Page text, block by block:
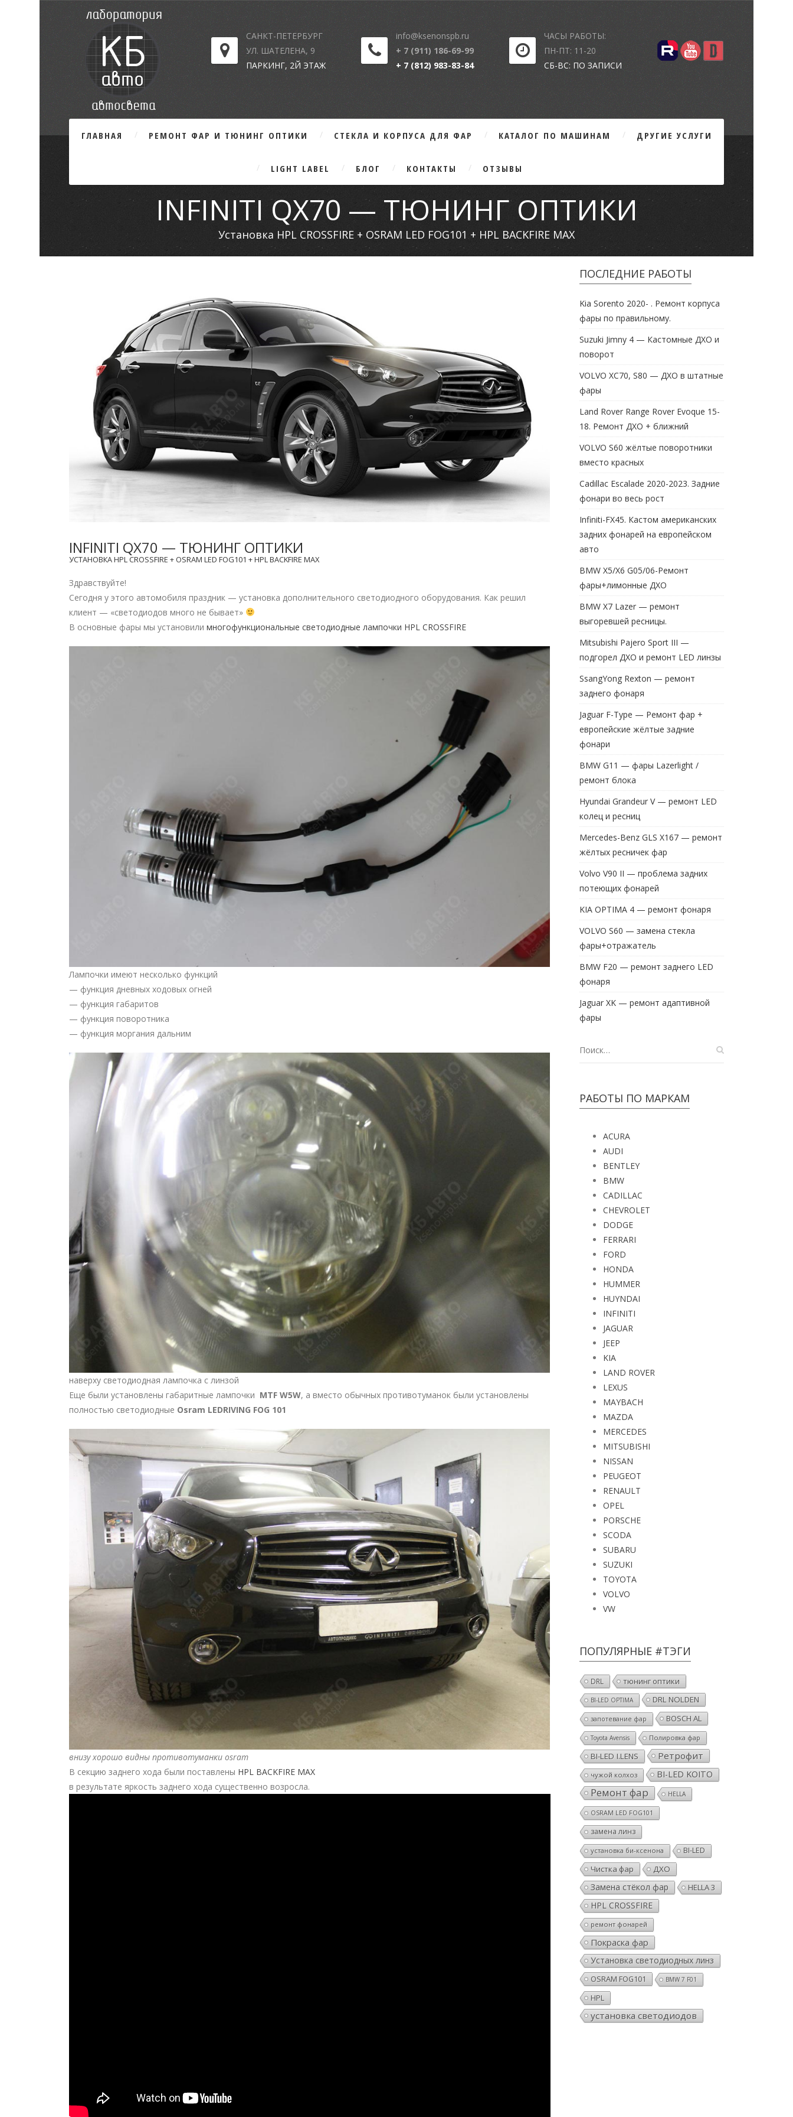
САНКТ-ПЕТЕРБУРГ
УЛ. ШАТЕЛЕНА, 9
ПАРКИНГ, 2Й ЭТАЖ
info@ksenonspb.ru
+ 7 (911) 186-69-99
+ 7 (812) 983-83-84
ЧАСЫ РАБОТЫ:
ПН-ПТ: 11-20
СБ-ВС: ПО ЗАПИСИ
ГЛАВНАЯ РЕМОНТ ФАР И ТЮНИНГ ОПТИКИ СТЕКЛА И КОРПУСА ДЛЯ ФАР КАТАЛОГ ПО МАШИНАМ ДРУГИЕ УСЛУГИ
LIGHT LABEL БЛОГ КОНТАКТЫ ОТЗЫВЫ
INFINITI QX70 — ТЮНИНГ ОПТИКИ
Установка HPL CROSSFIRE + OSRAM LED FOG101 + HPL BACKFIRE MAX
INFINITI QX70 — ТЮНИНГ ОПТИКИ
УСТАНОВКА HPL CROSSFIRE + OSRAM LED FOG101 + HPL BACKFIRE MAX
Здравствуйте!
Сегодня у этого автомобиля праздник — установка дополнительного светодиодного оборудования. Как решил
клиент — «светодиодов много не бывает»
В основные фары мы установили многофункциональные светодиодные лампочки HPL CROSSFIRE
Лампочки имеют несколько функций
— функция дневных ходовых огней
— функция габаритов
— функция поворотника
— функция моргания дальним
наверху светодиодная лампочка с линзой
Еще были установлены габаритные лампочки MTF W5W, а вместо обычных противотуманок были установлены
полностью светодиодные Osram LEDRIVING FOG 101
внизу хорошо видны противотуманки osram
В секцию заднего хода были поставлены HPL BACKFIRE MAX
в результате яркость заднего хода существенно возросла.
ПОСЛЕДНИЕ РАБОТЫ
Kia Sorento 2020- . Ремонт корпуса
фары по правильному.
Suzuki Jimny 4 — Кастомные ДХО и
поворот
VOLVO XC70, S80 — ДХО в штатные
фары
Land Rover Range Rover Evoque 15-
18. Ремонт ДХО + ближний
VOLVO S60 жёлтые поворотники
вместо красных
Cadillac Escalade 2020-2023. Задние
фонари во весь рост
Infiniti-FX45. Кастом американских
задних фонарей на европейском
авто
BMW X5/X6 G05/06-Ремонт
фары+лимонные ДХО
BMW X7 Lazer — ремонт
выгоревшей ресницы.
Mitsubishi Pajero Sport III —
подгорел ДХО и ремонт LED линзы
SsangYong Rexton — ремонт
заднего фонаря
Jaguar F-Type — Ремонт фар +
европейские жёлтые задние
фонари
BMW G11 — фары Lazerlight /
ремонт блока
Hyundai Grandeur V — ремонт LED
колец и ресниц
Mercedes-Benz GLS X167 — ремонт
жёлтых ресничек фар
Volvo V90 II — проблема задних
потеющих фонарей
KIA OPTIMA 4 — ремонт фонаря
VOLVO S60 — замена стекла
фары+отражатель
BMW F20 — ремонт заднего LED
фонаря
Jaguar XK — ремонт адаптивной
фары
РАБОТЫ ПО МАРКАМ
ACURA
AUDI
BENTLEY
BMW
CADILLAC
CHEVROLET
DODGE
FERRARI
FORD
HONDA
HUMMER
HUYNDAI
INFINITI
JAGUAR
JEEP
KIA
LAND ROVER
LEXUS
MAYBACH
MAZDA
MERCEDES
MITSUBISHI
NISSAN
PEUGEOT
RENAULT
OPEL
PORSCHE
SCODA
SUBARU
SUZUKI
TOYOTA
VOLVO
VW
ПОПУЛЯРНЫЕ #ТЭГИ
DRL тюнинг оптики
BI-LED OPTIMA DRL NOLDEN
запотевание фар BOSCH AL
Toyota Avensis Полировка фар
BI-LED I.LENS Ретрофит
чужой колхоз BI-LED KOITO
Ремонт фар HELLA
OSRAM LED FOG101
замена линз
установка би-ксенона BI-LED
Чистка фар ДХО
Замена стёкол фар HELLA 3
HPL CROSSFIRE
ремонт фонарей
Покраска фар
Установка светодиодных линз
OSRAM FOG101 BMW 7 F01
HPL
установка светодиодов